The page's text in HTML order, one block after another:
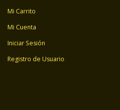
Mi Carrito
Mi Cuenta
Iniciar Sesión
Registro de Usuario